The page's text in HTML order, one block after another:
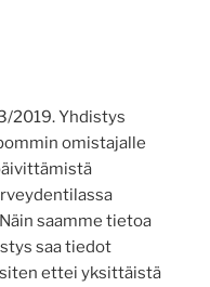
2019. Yhdistys
omistajalle
saamme tietoa
saa tiedot
ettei yksittäistä